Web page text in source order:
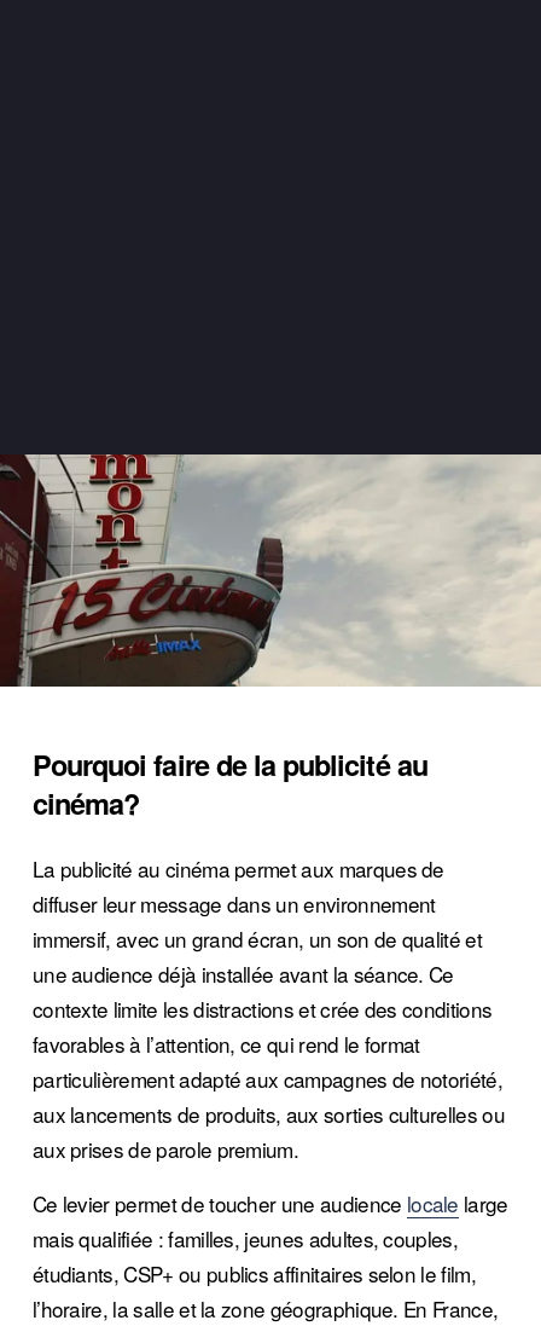
Pourquoi faire de la publicité au
cinéma?
La publicité au cinéma permet aux marques de
diffuser leur message dans un environnement
immersif, avec un grand écran, un son de qualité et
une audience déjà installée avant la séance. Ce
contexte limite les distractions et crée des conditions
favorables à l’attention, ce qui rend le format
particulièrement adapté aux campagnes de notoriété,
aux lancements de produits, aux sorties culturelles ou
aux prises de parole premium.
Ce levier permet de toucher une audience locale large
mais qualifiée : familles, jeunes adultes, couples,
étudiants, CSP+ ou publics affinitaires selon le film,
l’horaire, la salle et la zone géographique. En France,